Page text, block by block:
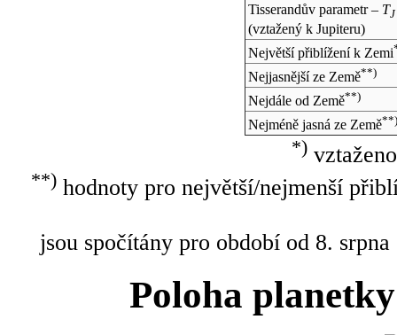
Tisserandův parametr – TJ
(vztažený k Jupiteru)
Největší přiblížení k Zemi
Nejjasnější ze Země**)
Nejdále od Země**)
Nejméně jasná ze Země**)
*)
**)hodnoty pro největší/nejmenší
jsou spočítány pro období od 8.
Poloha